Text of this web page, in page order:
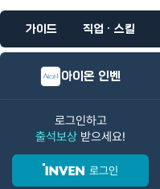
가이드 직업 · 스킬
아이온 인벤
로그인하고
출석보상 받으세요!
로그인